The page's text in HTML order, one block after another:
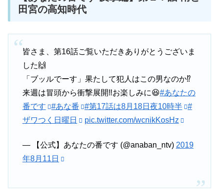
田宮の高知時代
皆さま、第16話ご覧いただきありがとうございま
した🙌
「ブッルでーす」果たして犯人はこの男なのか⁉️
来週は冒頭から衝撃展開‼️お楽しみに😆#あなたの
番です
#あな番 #第17話は8月18日夜10時半
#
ザワつく日曜日
pic.twitter.com/wcnikKosHz
— 【公式】あなたの番です (@anaban_ntv) 2019
年8月11日